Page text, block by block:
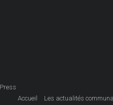
Accueil
Les actualités